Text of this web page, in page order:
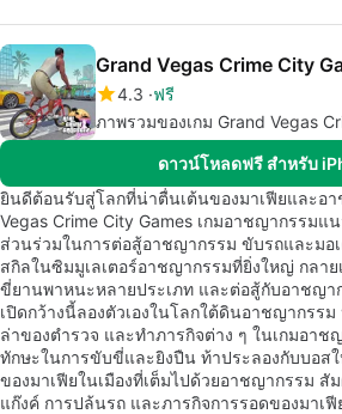
Grand Vegas Crime City
4.3 ฟรี
ภาพรวมของเกม Grand Vegas
ดาวน์โหลดฟรี สำหรับ
ยินดีต้อนรับสู่โลกที่น่าตื่นเต้นของมาเฟียและอ
Vegas Crime City Games เกมอาชญากรรม
ส่วนร่วมในการต่อสู้อาชญากรรม ขับรถและมอ
สกิลในซิมมูเลเตอร์อาชญากรรมที่ยิ่งใหญ่ กลาย
ขี่ยานพาหนะหลายประเภท และต่อสู้กับอาชญ
เปิดกว้างนี้ลองตัวเองในโลกใต้ดินอาชญากรร
ล่าของตำรวจ และทำภารกิจต่าง ๆ ในเกมอา
ทักษะในการขับขี่และยิงปืน ท้าประลองกับบอส
ของมาเฟียในเมืองที่เต็มไปด้วยอาชญากรรม สั
แก๊งค์ การปล้นรถ และภารกิจการรอดของมาเฟี